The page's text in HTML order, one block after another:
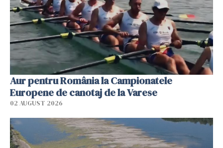
Aur pentru România la Campionatele
Europene de canotaj de la Varese
02 AUGUST 2026